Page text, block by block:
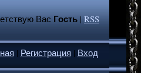
Вас Гость|RSS
| Регистрация | Вход